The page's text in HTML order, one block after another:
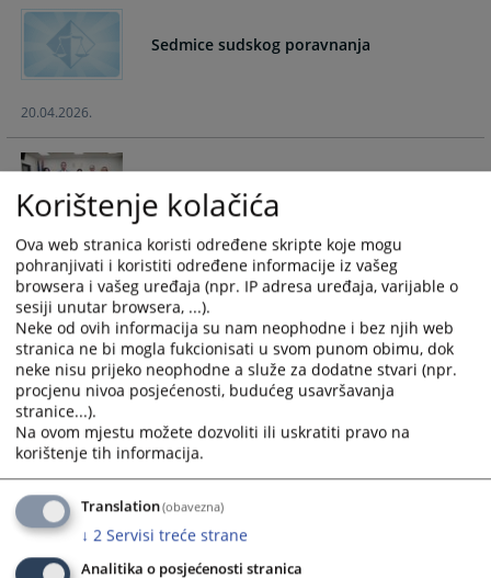
and
select
Press
the
question
key
to
get
the
keyboard
shortcuts
for
changing
dates.
select
the
key
to
get
the
keyboard
shortcuts
for
changing
dates.
Sedmice sudskog poravnanja
20.04.2026.
19.11.2025.
Sedmice sudskog poravnanja
20.10.2025.
06.05.2025.
Korištenje kolačića
Ova web stranica koristi određene skripte koje mogu
pohranjivati i koristiti određene informacije iz vašeg
browsera i vašeg uređaja (npr. IP adresa uređaja, varijable o
sesiji unutar browsera, ...).
Neke od ovih informacija su nam neophodne i bez njih web
stranica ne bi mogla fukcionisati u svom punom obimu, dok
neke nisu prijeko neophodne a služe za dodatne stvari (npr.
procjenu nivoa posjećenosti, budućeg usavršavanja
stranice...).
Na ovom mjestu možete dozvoliti ili uskratiti pravo na
korištenje tih informacija.
Translation(obavezna)
↓ 2 Servisi treće strane
Analitika o posjećenosti stranica